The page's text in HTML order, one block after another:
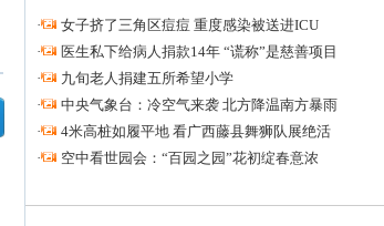
·
女子挤了三角区痘痘 重度感染被送进ICU
·
医生私下给病人捐款14年 “谎称”是慈善项目
·
九旬老人捐建五所希望小学
·
中央气象台：冷空气来袭 北方降温南方暴雨
·
4米高桩如履平地 看广西藤县舞狮队展绝活
·
空中看世园会：“百园之园”花初绽春意浓